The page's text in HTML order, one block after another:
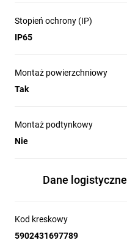
Stopień ochrony (IP)
IP65
Montaż powierzchniowy
Tak
Montaż podtynkowy
Nie
Dane logistyczne
Kod kreskowy
5902431697789